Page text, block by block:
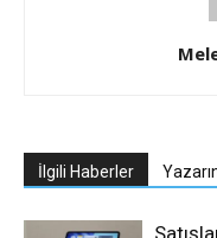
İlgili Haberler